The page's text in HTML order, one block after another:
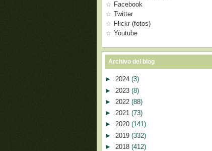
Facebook
Twitter
Flickr (fotos)
Youtube
Archivo del blog
► 2024 (3)
► 2023 (8)
► 2022 (88)
► 2021 (73)
► 2020 (141)
► 2019 (332)
► 2018 (412)